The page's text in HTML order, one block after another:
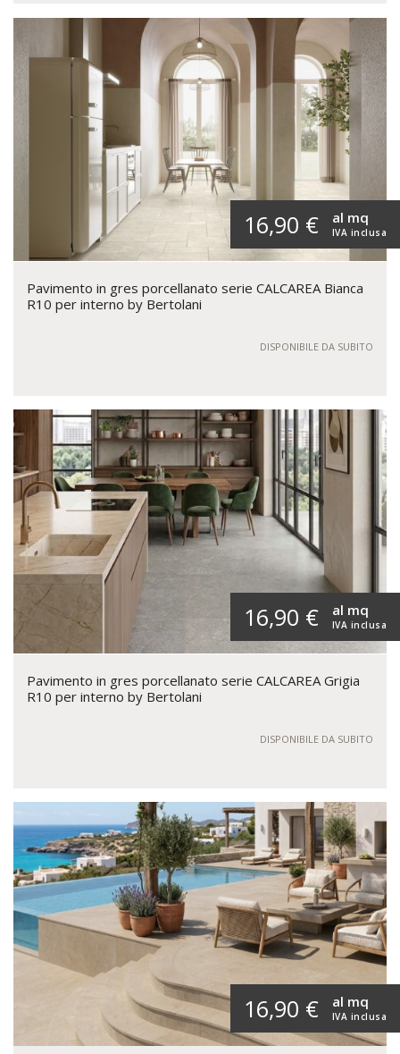
16,90 € IVA inclusa
al mq
Pavimento in gres porcellanato serie CALCAREA Bianca
R10 per interno by Bertolani
DISPONIBILE DA SUBITO
16,90 € IVA inclusa
al mq
Pavimento in gres porcellanato serie CALCAREA Grigia
R10 per interno by Bertolani
DISPONIBILE DA SUBITO
16,90 € IVA inclusa
al mq